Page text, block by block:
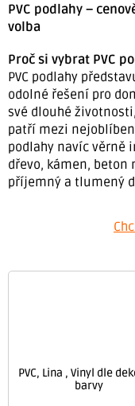
PVC podlahy –
volba
Proč si vybrat PVC
PVC podlahy
odolné řešení pro
své dlouhé
patří mezi
podlahy navíc
dřevo, kámen, beton
příjemný a tlumený
PVC, Lina , Vinyl dle
barvy